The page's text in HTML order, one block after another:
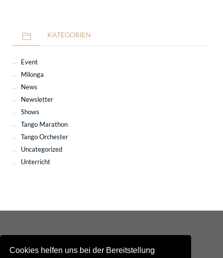
Cookies helfen uns bei der Bereitstellung
KATEGORIEN
Event
Milonga
News
Newsletter
Shows
Tango Marathon
Tango Orchester
Uncategorized
Unterricht